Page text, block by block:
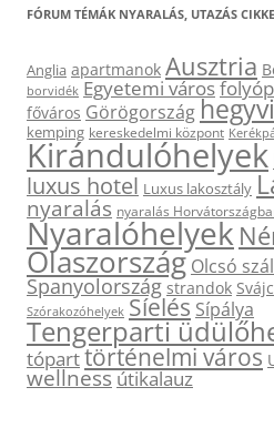
FÓRUM TÉMÁK NYARALÁS, UTAZÁS
Anglia apartmanok Ausztria
borvidék Egyetemi város
főváros Görögország
kemping kereskedelmi központ
Kirándulóhelyek
luxus hotel Luxus lakosztály
nyaralás nyaralás
Nyaralóhelyek
Olaszország Olcsó
Spanyolország strandok Svájc
Szórakozóhelyek Síelés Sípálya
Tengerparti
tóparttörténelmi város
wellnessútikalauz